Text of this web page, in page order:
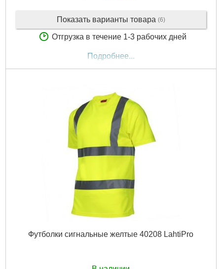
Показать варианты товара (6)
Отгрузка в течение 1-3 рабочих дней
Подробнее...
Футболки сигнальные желтые 40208 LahtiPro